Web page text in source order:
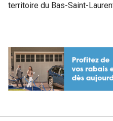
territoire du Bas-Saint-